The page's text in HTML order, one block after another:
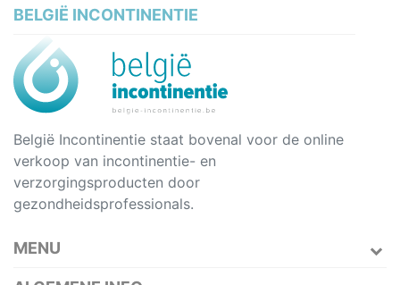
BELGIË INCONTINENTIE
België Incontinentie staat bovenal voor de online
verkoop van incontinentie- en
verzorgingsproducten door
gezondheidsprofessionals.
MENU